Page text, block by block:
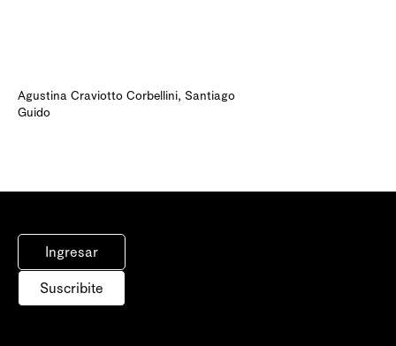
Agustina Craviotto Corbellini, Santiago
Guido
Ingresar
Suscribite